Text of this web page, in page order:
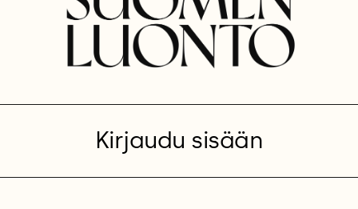
Kirjaudu sisään